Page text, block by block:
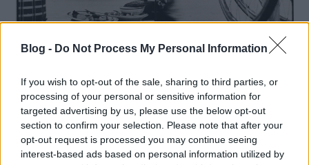
Blog - Do Not Process My Personal Information
If you wish to opt-out of the sale, sharing to third parties, or
processing of your personal or sensitive information for
targeted advertising by us, please use the below opt-out
section to confirm your selection. Please note that after your
opt-out request is processed you may continue seeing
interest-based ads based on personal information utilized by
Square Garden, March 1959.